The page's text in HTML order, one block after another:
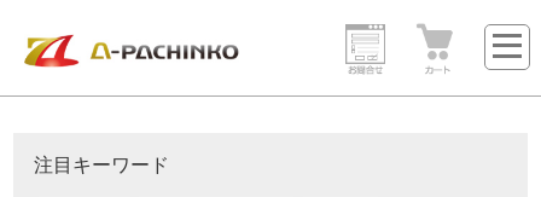
注目キーワード